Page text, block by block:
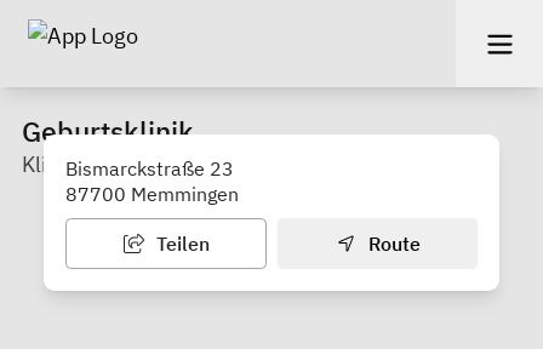
Geburtsklinik
Klinikum Memmingen
Bismarckstraße 23
87700 Memmingen
Teilen Route